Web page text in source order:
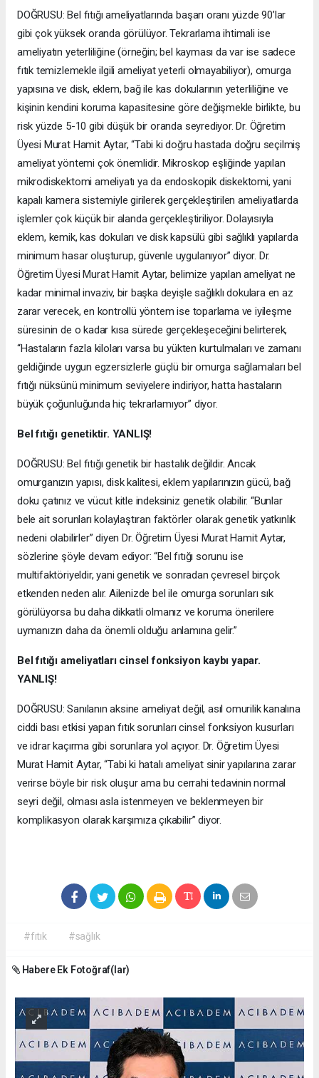
DOĞRUSU: Bel fıtığı ameliyatlarında başarı oranı yüzde 90’lar
gibi çok yüksek oranda görülüyor. Tekrarlama ihtimali ise
ameliyatın yeterliliğine (örneğin; bel kayması da var ise sadece
fıtık temizlemekle ilgili ameliyat yeterli olmayabiliyor), omurga
yapısına ve disk, eklem, bağ ile kas dokularının yeterliliğine ve
kişinin kendini koruma kapasitesine göre değişmekle birlikte, bu
risk yüzde 5-10 gibi düşük bir oranda seyrediyor. Dr. Öğretim
Üyesi Murat Hamit Aytar, “Tabi ki doğru hastada doğru seçilmiş
ameliyat yöntemi çok önemlidir. Mikroskop eşliğinde yapılan
mikrodiskektomi ameliyatı ya da endoskopik diskektomi, yani
kapalı kamera sistemiyle girilerek gerçekleştirilen ameliyatlarda
işlemler çok küçük bir alanda gerçekleştiriliyor. Dolayısıyla
eklem, kemik, kas dokuları ve disk kapsülü gibi sağlıklı yapılarda
minimum hasar oluşturup, güvenle uygulanıyor” diyor. Dr.
Öğretim Üyesi Murat Hamit Aytar, belimize yapılan ameliyat ne
kadar minimal invaziv, bir başka deyişle sağlıklı dokulara en az
zarar verecek, en kontrollü yöntem ise toparlama ve iyileşme
süresinin de o kadar kısa sürede gerçekleşeceğini belirterek,
“Hastaların fazla kiloları varsa bu yükten kurtulmaları ve zamanı
geldiğinde uygun egzersizlerle güçlü bir omurga sağlamaları bel
fıtığı nüksünü minimum seviyelere indiriyor, hatta hastaların
büyük çoğunluğunda hiç tekrarlamıyor” diyor.
Bel fıtığı genetiktir. YANLIŞ!
DOĞRUSU: Bel fıtığı genetik bir hastalık değildir. Ancak
omurganızın yapısı, disk kalitesi, eklem yapılarınızın gücü, bağ
doku çatınız ve vücut kitle indeksiniz genetik olabilir. “Bunlar
bele ait sorunları kolaylaştıran faktörler olarak genetik yatkınlık
nedeni olabilirler” diyen Dr. Öğretim Üyesi Murat Hamit Aytar,
sözlerine şöyle devam ediyor: “Bel fıtığı sorunu ise
multifaktöriyeldir, yani genetik ve sonradan çevresel birçok
etkenden neden alır. Ailenizde bel ile omurga sorunları sık
görülüyorsa bu daha dikkatli olmanız ve koruma önerilere
uymanızın daha da önemli olduğu anlamına gelir.”
Bel fıtığı ameliyatları cinsel fonksiyon kaybı yapar.
YANLIŞ!
DOĞRUSU: Sanılanın aksine ameliyat değil, asıl omurilik kanalına
ciddi bası etkisi yapan fıtık sorunları cinsel fonksiyon kusurları
ve idrar kaçırma gibi sorunlara yol açıyor. Dr. Öğretim Üyesi
Murat Hamit Aytar, “Tabi ki hatalı ameliyat sinir yapılarına zarar
verirse böyle bir risk oluşur ama bu cerrahi tedavinin normal
seyri değil, olması asla istenmeyen ve beklenmeyen bir
komplikasyon olarak karşımıza çıkabilir” diyor.
#fıtık #sağlık
Habere Ek Fotoğraf(lar)